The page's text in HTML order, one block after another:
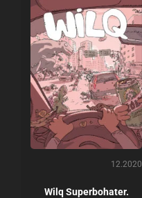
12.2020
Wilq Superbohater.